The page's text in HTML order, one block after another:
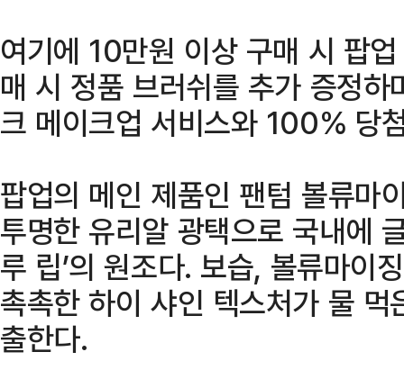
여기에 10만원 이상 구매 시 팝
매 시 정품 브러쉬를 추가 증정
크 메이크업 서비스와 100% 당
팝업의 메인 제품인 팬텀 볼류마
투명한 유리알 광택으로 국내에
루 립’의 원조다. 보습, 볼류마이
촉촉한 하이 샤인 텍스처가 물
출한다.